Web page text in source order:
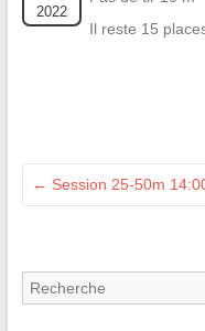
2022
Il reste 15
← Session 25-50m